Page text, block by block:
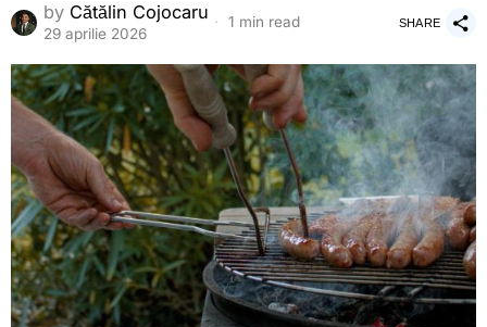
by Cătălin Cojocaru
29 aprilie 2026
1 min read SHARE